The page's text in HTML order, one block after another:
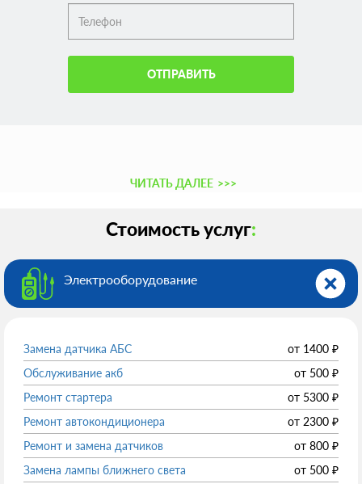
ОТПРАВИТЬ
ЧИТАТЬ ДАЛЕЕ >>>
Стоимость услуг:
Электрооборудованиe
Замена датчика АБС от 1400 ₽
Обслуживание акб
от 500 ₽
Ремонт стартера
от 5300 ₽
Ремонт автокондиционера
от 2300 ₽
Ремонт и замена датчиков
от 800 ₽
Замена лампы ближнего света
от 500 ₽